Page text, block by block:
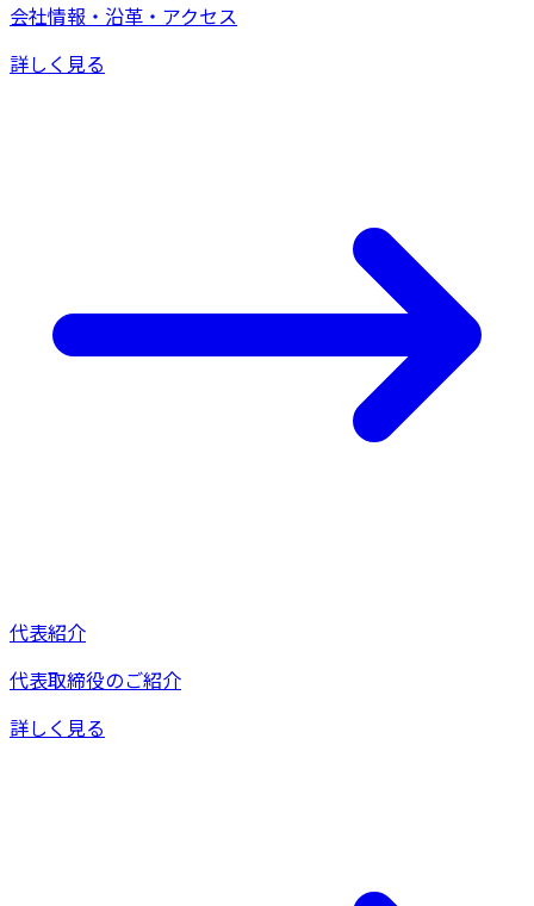
会社情報・沿革・アクセス
詳しく見る
代表紹介
代表取締役のご紹介
詳しく見る